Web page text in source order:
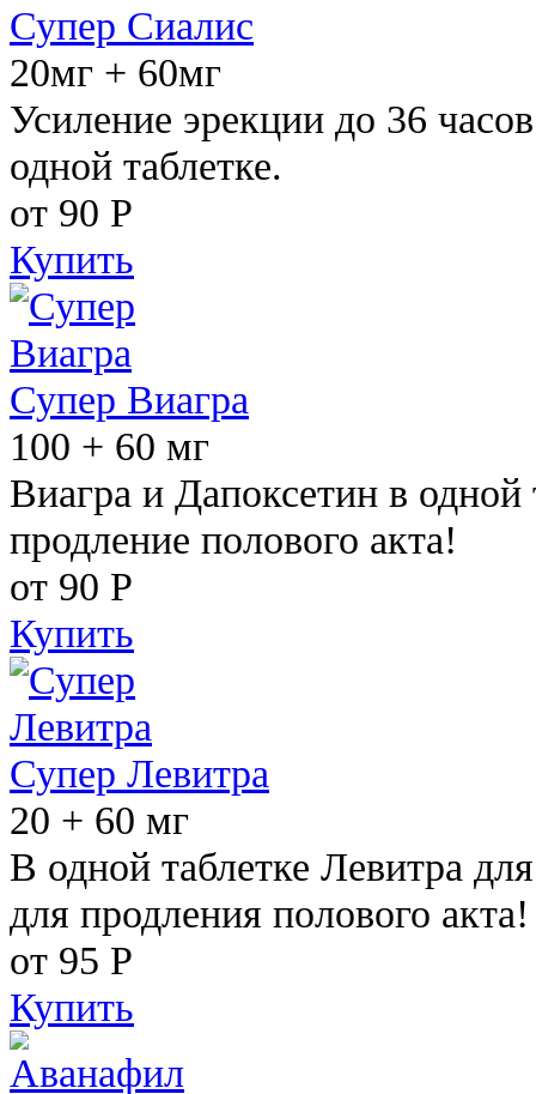
Супер Сиалис
20мг + 60мг
Усиление эрекции до 36
одной таблетке.
от 90 Р
Купить
Супер Виагра
100 + 60 мг
Виагра и Дапоксетин в одной
продление полового акта!
от 90 Р
Купить
Супер Левитра
20 + 60 мг
В одной таблетке Левитра
для продления полового акта!
от 95 Р
Купить